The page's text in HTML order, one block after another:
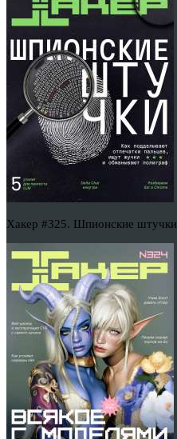
Хакер #325. Шпионские штучки